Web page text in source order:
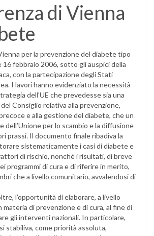
di Vienna
per la prevenzione del diabete tipo
16 febbraio 2006, sotto gli auspici della
con la partecipazione degli Stati
I lavori hanno evidenziato la necessità
dell’UE che prevedesse sia una
Consiglio relativa alla prevenzione,
e alla gestione del diabete, che un
dell’Unione per lo scambio e la diffusione
prassi. Il documento finale ribadiva la
sistematicamente i casi di diabete e
di rischio, nonché i risultati, di breve
programmi di cura e di riferire in merito,
che a livello comunitario, avvalendosi di
l’opportunità di elaborare, a livello
materia di prevenzione e di cura, al fine di
gli interventi nazionali. In particolare,
stabiliva, come priorità assoluta,